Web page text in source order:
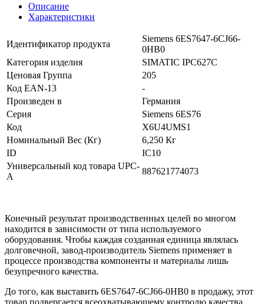
Описание
Характеристики
Идентификатор продукта
Siemens 6ES7647-6CJ66-
0HB0
Категория изделия
SIMATIC IPC627C
Ценовая Группа
205
Код EAN-13
-
Произведен в
Германия
Серия
Siemens 6ES76
Код
X6U4UMS1
Номинальный Вес (Кг)
6,250 Кг
ID
IC10
Универсальный код товара UPC-
A
887621774073
Конечный результат производственных целей во многом
находится в зависимости от типа используемого
оборудования. Чтобы каждая созданная единица являлась
долговечной, завод-производитель Siemens применяет в
процессе производства компоненты и материалы лишь
безупречного качества.
До того, как выставить 6ES7647-6CJ66-0HB0 в продажу, этот
товар подвергается всеохватывающему контролю качества.